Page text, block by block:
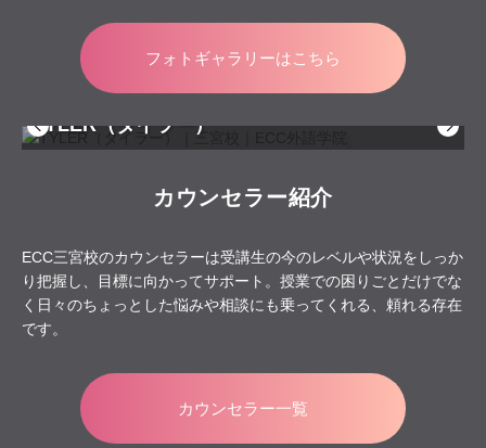
フォトギャラリーはこちら
Nico（ニコ）
カウンセラー紹介
ECC三宮校のカウンセラーは受講生の今のレベルや状況をしっか
り把握し、目標に向かってサポート。授業での困りごとだけでな
く日々のちょっとした悩みや相談にも乗ってくれる、頼れる存在
です。
カウンセラー一覧